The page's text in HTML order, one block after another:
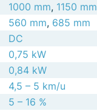
1000 mm, 1150 mm
560 mm, 685 mm
DC
0,75 kW
0,84 kW
4,5 – 5 km/u
5 – 16 %